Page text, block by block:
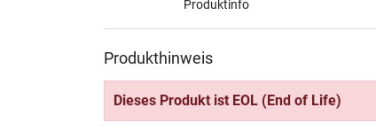
Produktinfo
Produkthinweis
Dieses Produkt ist EOL (End of Life)